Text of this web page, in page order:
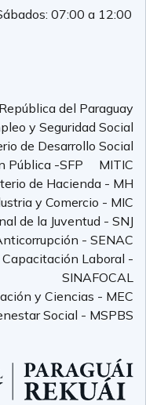
07:00 a 12:00
del Paraguay
y Seguridad Social
de Desarrollo Social
Pública -SFP
MITIC
de Hacienda - MH
y Comercio - MIC
de la Juventud - SNJ
- SENAC
Laboral -
SINAFOCAL
y Ciencias - MEC
Social - MSPBS